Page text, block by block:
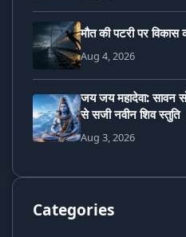
मौत की पटरी पर विकास
Aug 4, 2026
जय जय महादेवा: सावन
से सजी नवीन शिव स्तुति
Aug 3, 2026
Categories